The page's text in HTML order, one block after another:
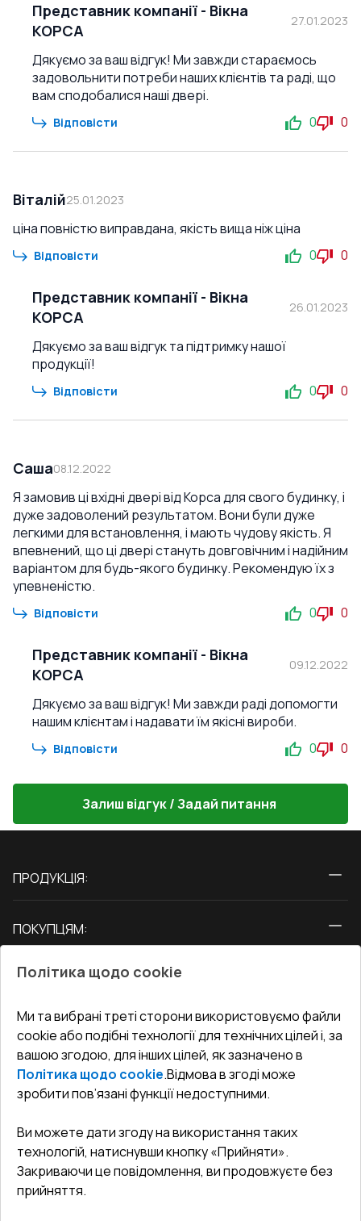
Представник компанії - Вікна
КОРСА
27.01.2023
Дякуємо за ваш відгук! Ми завжди стараємось
задовольнити потреби наших клієнтів та раді, що
вам сподобалися наші двері.
Відповісти 0 0
Віталій25.01.2023
ціна повністю виправдана, якість вища ніж ціна
Відповісти 0 0
Представник компанії - Вікна
КОРСА
26.01.2023
Дякуємо за ваш відгук та підтримку нашої
продукції!
Відповісти 0 0
Саша08.12.2022
Я замовив ці вхідні двері від Корса для свого будинку, і
дуже задоволений результатом. Вони були дуже
легкими для встановлення, і мають чудову якість. Я
впевнений, що ці двері стануть довговічним і надійним
варіантом для будь-якого будинку. Рекомендую їх з
упевненістю.
Відповісти 0 0
Представник компанії - Вікна
КОРСА
09.12.2022
Дякуємо за ваш відгук! Ми завжди раді допомогти
нашим клієнтам і надавати їм якісні вироби.
Відповісти 0 0
Залиш відгук / Задай питання
ПРОДУКЦІЯ:
Двері
ПОКУПЦЯМ:
Блог
Адреса гіпермаркета
Як правильно заміряти вікна
СЕРВІС ТА ОБЛУГОВУВАННЯ:
Доставка і Оплата
Гарантія та Сервіс
Повернення товару
Договір публічної оферти
КОНТАКТИ
Офіс:Україна, м. Вінниця, вул. Келецька 60 кв. 61
undefined(undefined)
Політика щодо cookie
Ми та вибрані треті сторони використовуємо файли
cookie або подібні технології для технічних цілей і, за
вашою згодою, для інших цілей, як зазначено в
Політика щодо cookie.Відмова в згоді може
зробити пов’язані функції недоступними.
Ви можете дати згоду на використання таких
технологій, натиснувши кнопку «Прийняти».
Закриваючи це повідомлення, ви продовжуєте без
прийняття.